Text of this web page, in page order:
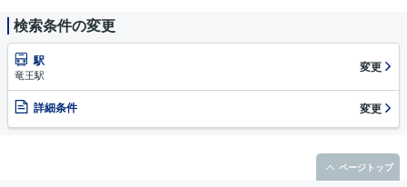
検索条件の変更
駅
竜王駅
変更
詳細条件 変更
ページトップ